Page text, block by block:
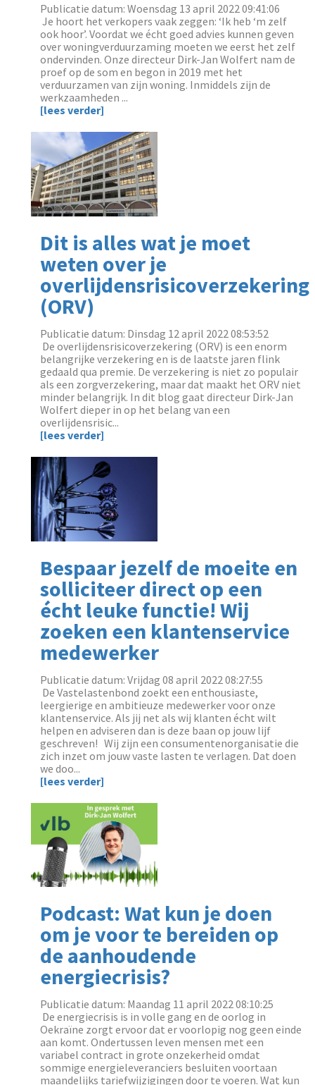
Publicatie datum: Woensdag 13 april 2022 09:41:06
‌ Je hoort het verkopers vaak zeggen: ‘Ik heb ‘m zelf
ook hoor’. Voordat we écht goed advies kunnen geven
over woningverduurzaming moeten we eerst het zelf
ondervinden. Onze directeur Dirk-Jan Wolfert nam de
proef op de som en begon in 2019 met het
verduurzamen van zijn woning. Inmiddels zijn de
werkzaamheden ...
[lees verder]
Dit is alles wat je moet
weten over je
overlijdensrisicoverzekering
(ORV)
Publicatie datum: Dinsdag 12 april 2022 08:53:52
‌ De overlijdensrisicoverzekering (ORV) is een enorm
belangrijke verzekering en is de laatste jaren flink
gedaald qua premie. De verzekering is niet zo populair
als een zorgverzekering, maar dat maakt het ORV niet
minder belangrijk. In dit blog gaat directeur Dirk-Jan
Wolfert dieper in op het belang van een
overlijdensrisic...
[lees verder]
Bespaar jezelf de moeite en
solliciteer direct op een
écht leuke functie! Wij
zoeken een klantenservice
medewerker
Publicatie datum: Vrijdag 08 april 2022 08:27:55
‌ De Vastelastenbond zoekt een enthousiaste,
leergierige en ambitieuze medewerker voor onze
klantenservice. Als jij net als wij klanten écht wilt
helpen en adviseren dan is deze baan op jouw lijf
geschreven! Wij zijn een consumentenorganisatie die
zich inzet om jouw vaste lasten te verlagen. Dat doen
we doo...
[lees verder]
Podcast: Wat kun je doen
om je voor te bereiden op
de aanhoudende
energiecrisis?
Publicatie datum: Maandag 11 april 2022 08:10:25
‌ De energiecrisis is in volle gang en de oorlog in
Oekraïne zorgt ervoor dat er voorlopig nog geen einde
aan komt. Ondertussen leven mensen met een
variabel contract in grote onzekerheid omdat
sommige energieleveranciers besluiten voortaan
maandelijks tariefwijzigingen door te voeren. Wat kun